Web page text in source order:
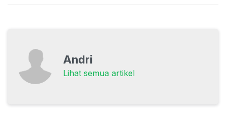
Andri
Lihat semua artikel